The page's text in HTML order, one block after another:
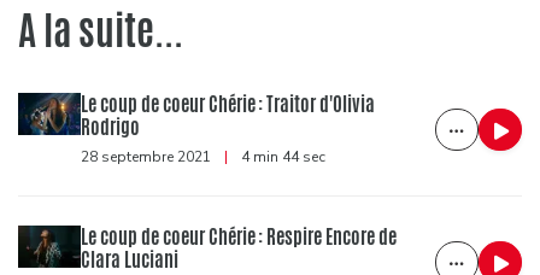
A la suite...
Le coup de coeur Chérie : Traitor d'Olivia
Rodrigo
28 septembre 2021 | 4 min 44 sec
Le coup de coeur Chérie : Respire Encore de
Clara Luciani